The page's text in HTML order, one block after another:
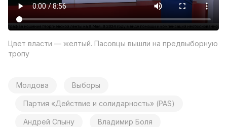
Цвет власти — желтый. Пасовцы вышли на предвыборную
тропу
Молдова Выборы
Партия «Действие и солидарность» (PAS)
Андрей Спыну Владимир Боля